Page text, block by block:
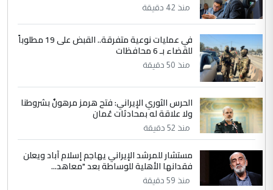
مضجعيك يابن الزنا (نص كامل)
5 سردار
التعليق : واحد من عصابة علي ماما يسقط
جنسية الرافد الثالث للعراق ومن اصول عريقة
الموضوع :
الجواهري يرد على صدام حسين سل
مضجعيك يابن الزنا (نص كامل)
منذ 42 دقيقة
في عمليات نوعية متفرقة.. القبض على 19 مطلوباً
للقضاء بـ 6 محافظات
منذ 50 دقيقة
الحرس الثوري الإيراني: فتح هرمز مرهونٌ بشروطنا
ولا علاقة له بمحادثات عُمان
منذ 52 دقيقة
مستشار للمرشد الإيراني يهاجم إسلام آباد ويعلن
فقدانها الأهلية للوساطة بعد "معاهد...
منذ 59 دقيقة